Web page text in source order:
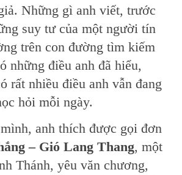
Những gì anh viết, trước
suy tư của một người tín
trên con đường tìm kiếm
những điều anh đã hiểu,
rất nhiều điều anh vẫn đang
hỏi mỗi ngày.
anh thích được gọi đơn
– Gió Lang Thang, một
Thánh, yêu văn chương,